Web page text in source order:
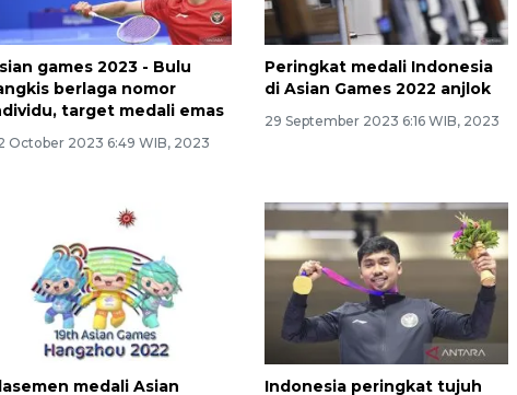
games 2023 - Bulu
berlaga nomor
target medali emas
October 2023 6:49 WIB, 2023
Peringkat medali Indonesia
di Asian Games 2022 anjlok
29 September 2023 6:16 WIB, 2023
medali Asian Indonesia peringkat tujuh